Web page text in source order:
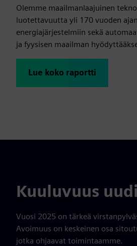
Olemme maailmanlaajuinen
luotettavuutta yli 170 vuoden
energiajärjestelmiin sekä
ja fyysisen maailman
Lue koko raportti
Kuuluvuus
Vuosi 2025 on tärkeä
Avoimuus on keskeinen osa
jotka ohjaavat toimintaamme.